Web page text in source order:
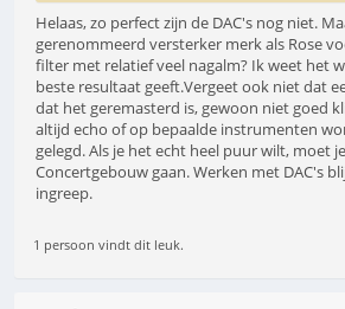
Helaas, zo perfect zijn de DAC's nog niet.
gerenommeerd versterker merk als Rose
filter met relatief veel nagalm? Ik weet het
beste resultaat geeft.Vergeet ook niet dat
dat het geremasterd is, gewoon niet goed
altijd echo of op bepaalde instrumenten
gelegd. Als je het echt heel puur wilt, moet
Concertgebouw gaan. Werken met DAC's
ingreep.
1 persoon vindt dit leuk.